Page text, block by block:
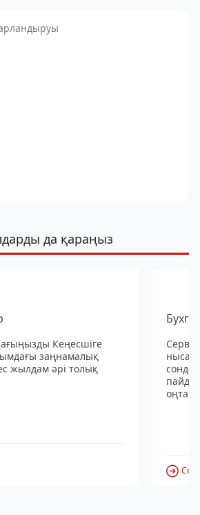
да қараңыз
Кеңесшіге
заңнамалық
жылдам әрі толық